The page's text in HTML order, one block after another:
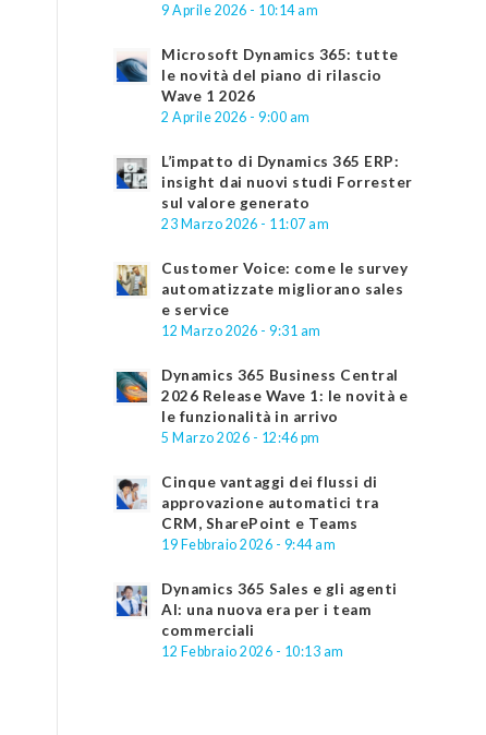
9 Aprile 2026 - 10:14 am
Microsoft Dynamics 365: tutte
le novità del piano di rilascio
Wave 1 2026
2 Aprile 2026 - 9:00 am
L’impatto di Dynamics 365 ERP:
insight dai nuovi studi Forrester
sul valore generato
23 Marzo 2026 - 11:07 am
Customer Voice: come le survey
automatizzate migliorano sales
e service
12 Marzo 2026 - 9:31 am
Dynamics 365 Business Central
2026 Release Wave 1: le novità e
le funzionalità in arrivo
5 Marzo 2026 - 12:46 pm
Cinque vantaggi dei flussi di
approvazione automatici tra
CRM, SharePoint e Teams
19 Febbraio 2026 - 9:44 am
Dynamics 365 Sales e gli agenti
AI: una nuova era per i team
commerciali
12 Febbraio 2026 - 10:13 am